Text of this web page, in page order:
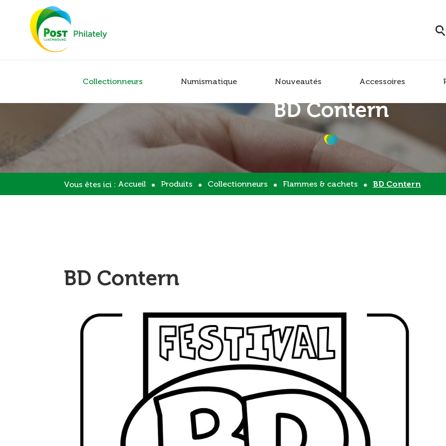
Collectionneurs Numismatique Nouveautés Accessoires
BD Contern
Vous êtes ici : Accueil Produits Collectionneurs Flammes & cachets BD Contern
BD Contern